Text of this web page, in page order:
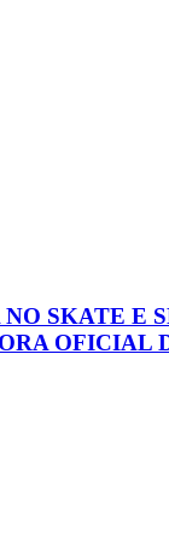
SKATE E
OFICIAL